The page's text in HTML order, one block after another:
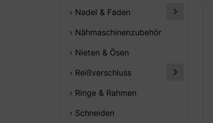
› Nadel & Faden
› Nähmaschinenzubehör
› Nieten & Ösen
› Reißverschluss
› Ringe & Rahmen
› Schneiden